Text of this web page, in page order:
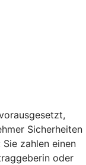
Sicherheiten
zahlen einen
oder